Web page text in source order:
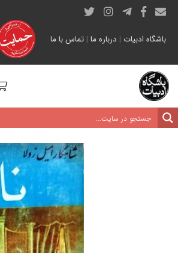
باشگاه ادبیات | درباره ما | تماس با ما